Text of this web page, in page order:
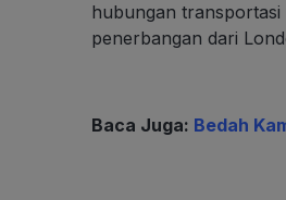
hubungan transportasi
penerbangan dari
Baca Juga: Bedah